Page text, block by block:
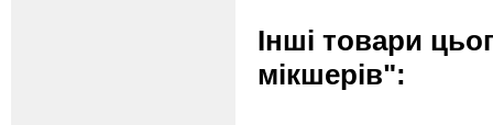
Інші товари
мікшерів":